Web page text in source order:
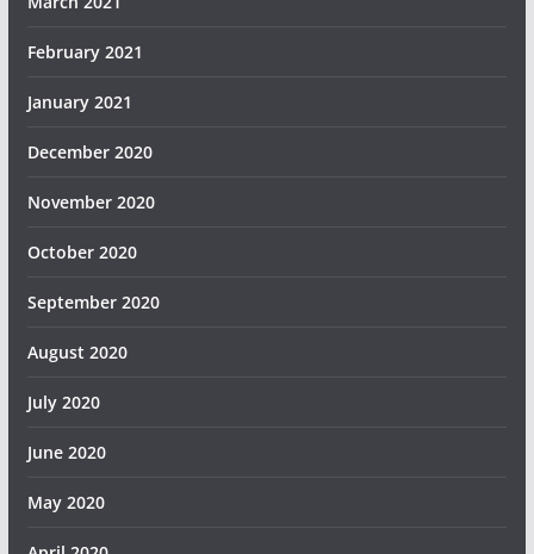
February 2021
January 2021
December 2020
November 2020
October 2020
September 2020
August 2020
July 2020
June 2020
May 2020